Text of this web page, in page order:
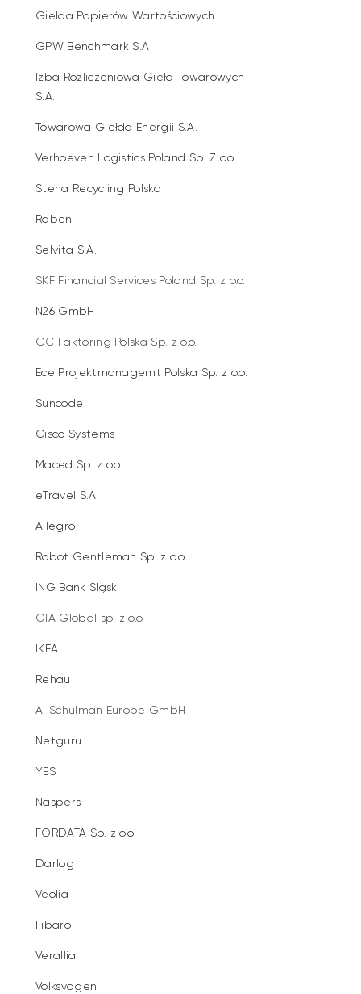
Giełda Papierów Wartościowych
GPW Benchmark S.A
Izba Rozliczeniowa Giełd Towarowych
S.A.
Towarowa Giełda Energii S.A.
Verhoeven Logistics Poland Sp. Z o.o.
Stena Recycling Polska
Raben
Selvita S.A.
SKF Financial Services Poland Sp. z o.o.
N26 GmbH
GC Faktoring Polska Sp. z o.o.
Ece Projektmanagemt Polska Sp. z o.o.
Suncode
Cisco Systems
Maced Sp. z o.o.
eTravel S.A.
Allegro
Robot Gentleman Sp. z o.o.
ING Bank Śląski
OIA Global sp. z o.o.
IKEA
Rehau
A. Schulman Europe GmbH
Netguru
YES
Naspers
FORDATA Sp. z o.o
Darlog
Veolia
Fibaro
Verallia
Volksvagen